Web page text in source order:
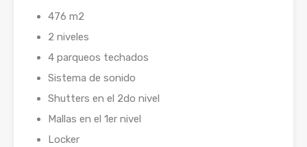
476 m2
2 niveles
4 parqueos techados
Sistema de sonido
Shutters en el 2do nivel
Mallas en el 1er nivel
Locker